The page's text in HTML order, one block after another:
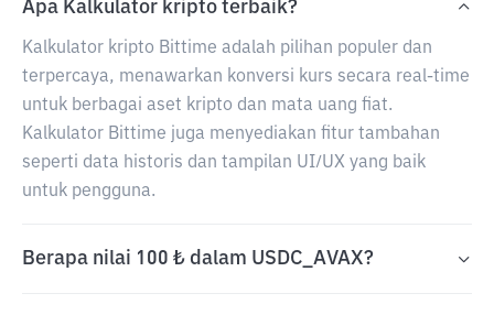
Apa Kalkulator kripto terbaik?
Kalkulator kripto Bittime adalah pilihan populer dan
terpercaya, menawarkan konversi kurs secara real-time
untuk berbagai aset kripto dan mata uang fiat.
Kalkulator Bittime juga menyediakan fitur tambahan
seperti data historis dan tampilan UI/UX yang baik
untuk pengguna.
Berapa nilai 100 ₺ dalam USDC_AVAX?